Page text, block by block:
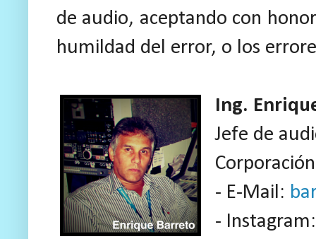
de audio, aceptando con
humildad del error, o los
Ing.
Jefe de
- E-Mail:
-